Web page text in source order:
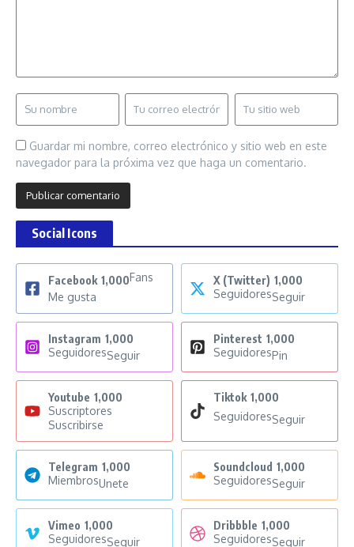
Guardar mi nombre, correo electrónico y sitio web en este
navegador para la próxima vez que haga un comentario.
Social Icons
Facebook 1,000Fans
Me gusta
X (Twitter) 1,000
SeguidoresSeguir
Instagram 1,000
SeguidoresSeguir
Pinterest 1,000
SeguidoresPin
Youtube 1,000
Suscriptores
Suscribirse
Tiktok 1,000
SeguidoresSeguir
Telegram 1,000
MiembrosUnete
Soundcloud 1,000
SeguidoresSeguir
Vimeo 1,000
SeguidoresSeguir
Dribbble 1,000
SeguidoresSeguir